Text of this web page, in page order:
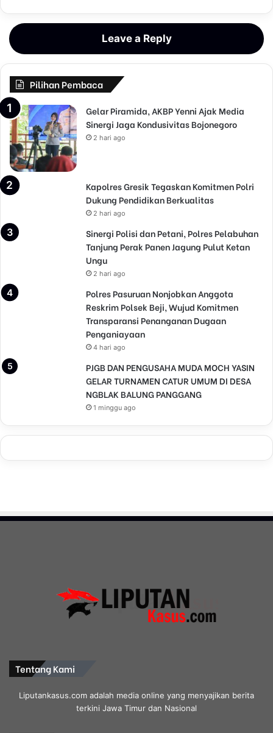
Leave a Reply
Pilihan Pembaca
Gelar Piramida, AKBP Yenni Ajak Media
Sinergi Jaga Kondusivitas Bojonegoro
2 hari ago
Kapolres Gresik Tegaskan Komitmen Polri
Dukung Pendidikan Berkualitas
2 hari ago
Sinergi Polisi dan Petani, Polres Pelabuhan
Tanjung Perak Panen Jagung Pulut Ketan
Ungu
2 hari ago
Polres Pasuruan Nonjobkan Anggota
Reskrim Polsek Beji, Wujud Komitmen
Transparansi Penanganan Dugaan
Penganiayaan
4 hari ago
PJGB DAN PENGUSAHA MUDA MOCH YASIN
GELAR TURNAMEN CATUR UMUM DI DESA
NGBLAK BALUNG PANGGANG
1 minggu ago
Tentang Kami
Liputankasus.com adalah media online yang menyajikan berita
terkini Jawa Timur dan Nasional